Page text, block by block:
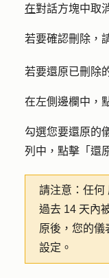
在對話方塊中取
若要確認刪除，
若要還原已刪除
在左側邊欄中，
勾選您要還原的
列中，點擊「 還
請注意：任何
過去 14 天內
原後，您的儀
設定。